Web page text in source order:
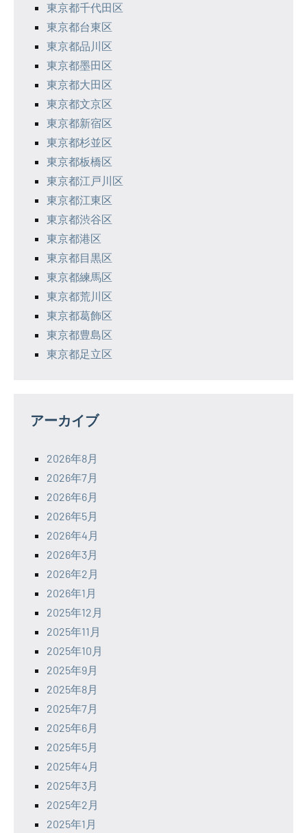
東京都千代田区
東京都台東区
東京都品川区
東京都墨田区
東京都大田区
東京都文京区
東京都新宿区
東京都杉並区
東京都板橋区
東京都江戸川区
東京都江東区
東京都渋谷区
東京都港区
東京都目黒区
東京都練馬区
東京都荒川区
東京都葛飾区
東京都豊島区
東京都足立区
アーカイブ
2026年8月
2026年7月
2026年6月
2026年5月
2026年4月
2026年3月
2026年2月
2026年1月
2025年12月
2025年11月
2025年10月
2025年9月
2025年8月
2025年7月
2025年6月
2025年5月
2025年4月
2025年3月
2025年2月
2025年1月